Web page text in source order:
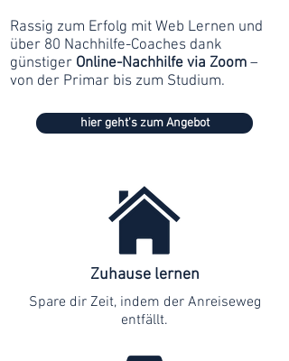
Rassig zum Erfolg mit Web Lernen und
über 80 Nachhilfe-Coaches dank
günstiger Online-Nachhilfe via Zoom –
von der Primar bis zum Studium.
hier geht's zum Angebot
Zuhause lernen
Spare dir Zeit, indem der Anreiseweg
entfällt.